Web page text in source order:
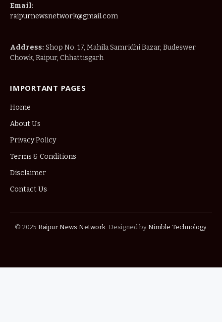
Email:
raipurnewsnetwork@gmail.com
Address: Shop No. 17, Mahila Samridhi Bazar, Budeswer
Chowk, Raipur, Chhattisgarh
IMPORTANT PAGES
Home
About Us
Privacy Policy
Terms & Conditions
Disclaimer
Contact Us
© 2025 Raipur News Network. Designed by Nimble Technology.